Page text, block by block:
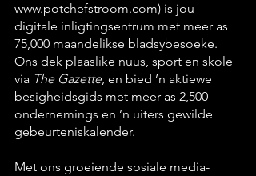
www.potchefstroom.com) is jou
digitale inligtingsentrum met meer as
75,000 maandelikse bladsybesoeke.
Ons dek plaaslike nuus, sport en skole
via The Gazette, en bied ’n aktiewe
besigheidsgids met meer as 2,500
ondernemings en ’n uiters gewilde
gebeurteniskalender.
Met ons groeiende sosiale media-